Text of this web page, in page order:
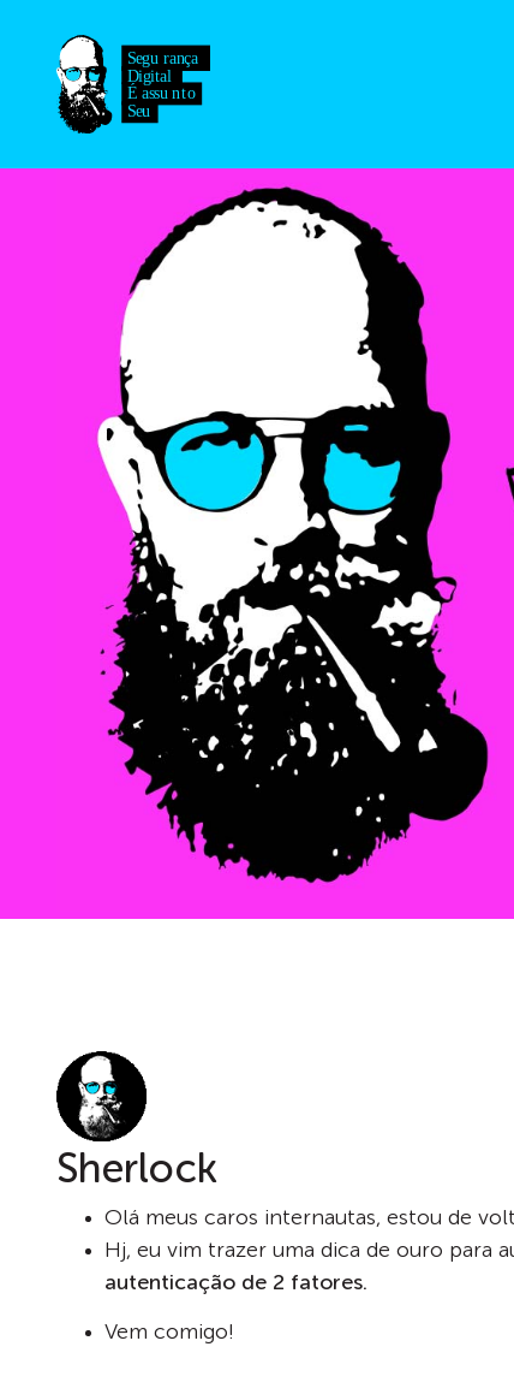
Sherlock
Olá meus caros internautas, estou de
Hj, eu vim trazer uma dica de ouro para
autenticação de 2 fatores.
Vem comigo!